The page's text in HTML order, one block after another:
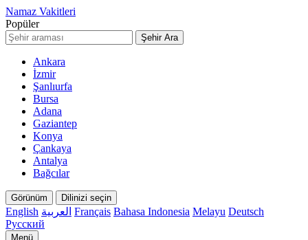
Namaz Vakitleri
Popüler
Şehir Ara
Ankara
İzmir
Şanlıurfa
Bursa
Adana
Gaziantep
Konya
Çankaya
Antalya
Bağcılar
Görünüm Dilinizi seçin
English العربية Français Bahasa Indonesia Melayu Deutsch
Русский
Menü